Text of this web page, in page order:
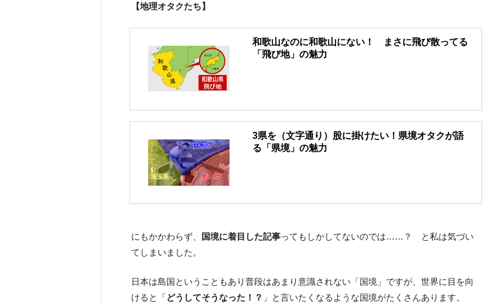
【地理オタクたち】
和歌山なのに和歌山にない！ まさに飛び散ってる
「飛び地」の魅力
3県を（文字通り）股に掛けたい！県境オタクが語
る「県境」の魅力
にもかかわらず、 国境に着目した記事ってもしかしてないのでは……？ と私は気づい
てしまいました。
日本は島国ということもあり普段はあまり意識されない「国境」ですが、世界に目を向
けると「どうしてそうなった！？ 」と言いたくなるような国境がたくさんあります。